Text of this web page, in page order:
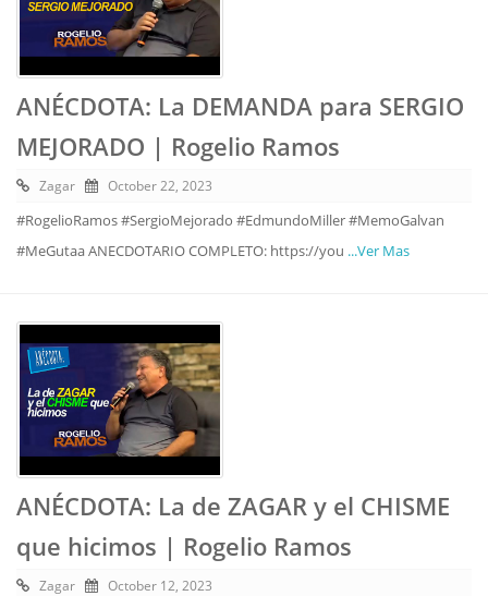
ANÉCDOTA: La DEMANDA para SERGIO
MEJORADO | Rogelio Ramos
Zagar October 22, 2023
#RogelioRamos #SergioMejorado #EdmundoMiller #MemoGalvan
#MeGutaa ANECDOTARIO COMPLETO: https://you ...Ver Mas
ANÉCDOTA: La de ZAGAR y el CHISME
que hicimos | Rogelio Ramos
Zagar October 12, 2023